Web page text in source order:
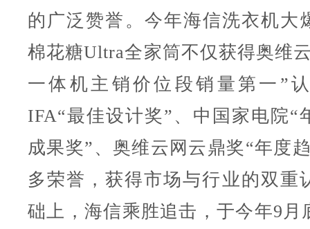
的广泛赞誉。今年海信洗衣机
棉花糖Ultra全家筒不仅获得奥维
一体机主销价位段销量第一”
IFA“最佳设计奖”、中国家电院“
成果奖”、奥维云网云鼎奖“年度
多荣誉，获得市场与行业的双重
础上，海信乘胜追击，于今年9月